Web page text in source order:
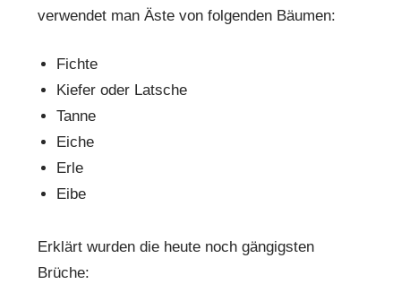
verwendet man Äste von folgenden Bäumen:
Fichte
Kiefer oder Latsche
Tanne
Eiche
Erle
Eibe
Erklärt wurden die heute noch gängigsten
Brüche: